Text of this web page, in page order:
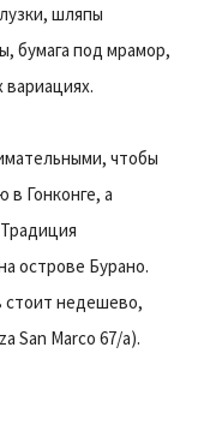
шляпы
бумага под мрамор,
вариациях.
чтобы
в Гонконге, а
острове Бурано.
стоит недешево,
San Marco 67/a).